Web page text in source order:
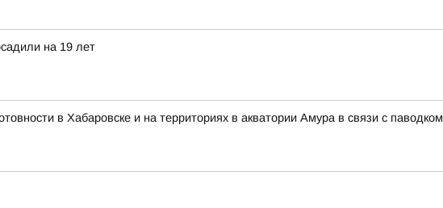
на 19 лет
в Хабаровске и на территориях в акватории Амура в связи с паводком